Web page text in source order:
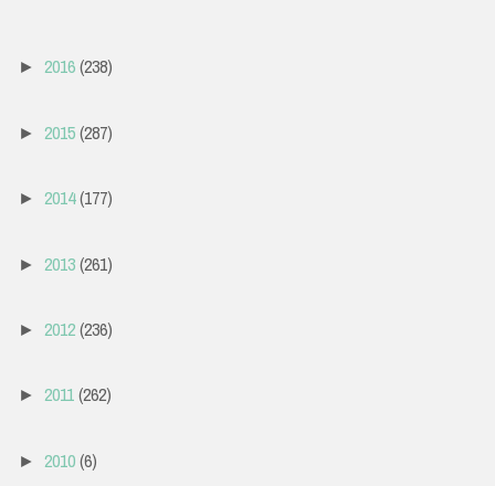
► 2016(238)
► 2015(287)
► 2014(177)
► 2013(261)
► 2012(236)
► 2011(262)
► 2010(6)